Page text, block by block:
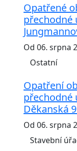
Opatřené
přechodné
Od 06. srpna
Ostatní
Opatření
přechodné
Děkanská
Od 06. srpna
Stavební